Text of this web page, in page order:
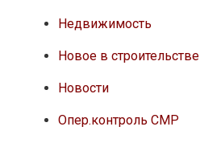
Недвижимость
Новое в строительстве
Новости
Опер.контроль СМР